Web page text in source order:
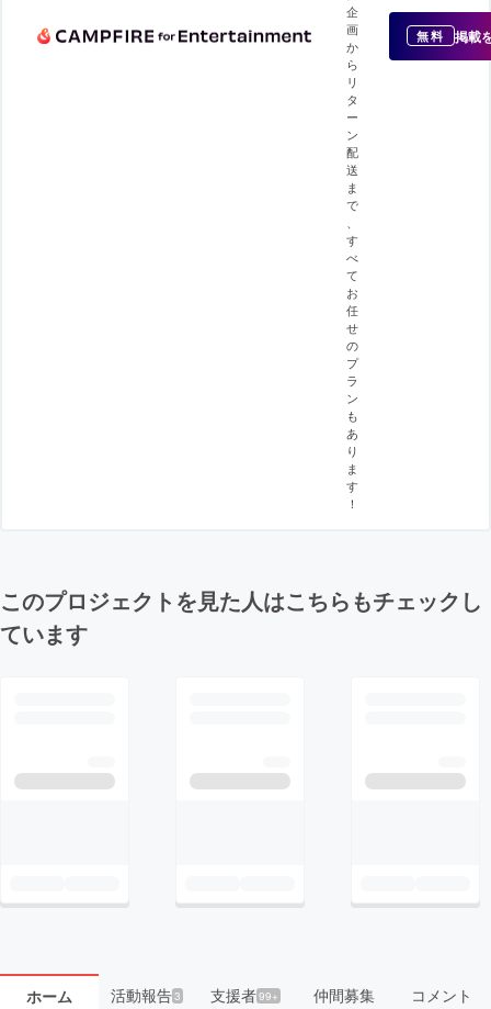
企
画
か
ら
リ
タ
ー
ン
配
送
ま
で
す
べ
て
お
任
せ
の
プ
ラ
ン
も
あ
り
ま
す
！
無料 掲載
このプロジェクトを見た人はこちらもチェックし
ています
ホーム 活動報告3 支援者99+ 仲間募集 コメント